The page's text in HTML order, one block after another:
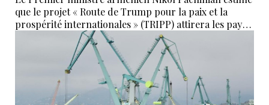
que le projet « Route de Trump pour la paix et la
prospérité internationales » (TRIPP) attirera les pays
de la région, mais il a également déclaré que
l’instabilité régionale pourrait entraver sa mise en